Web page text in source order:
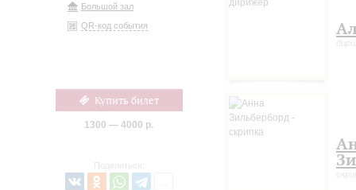
Большой зал
QR-код события
Купить билет
1300 — 4000 р.
Поделиться: